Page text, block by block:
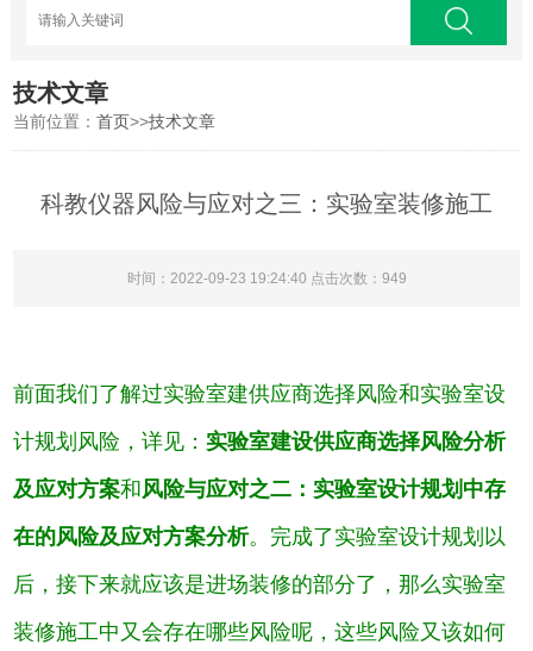
技术文章
当前位置：首页>>技术文章
科教仪器风险与应对之三：实验室装修施工
时间：2022-09-23 19:24:40 点击次数：949
前面我们了解过实验室建供应商选择风险和实验室设
计规划风险，详见： 实验室建设供应商选择风险分析
及应对方案和风险与应对之二：实验室设计规划中存
在的风险及应对方案分析。完成了实验室设计规划以
后，接下来就应该是进场装修的部分了，那么实验室
装修施工中又会存在哪些风险呢，这些风险又该如何